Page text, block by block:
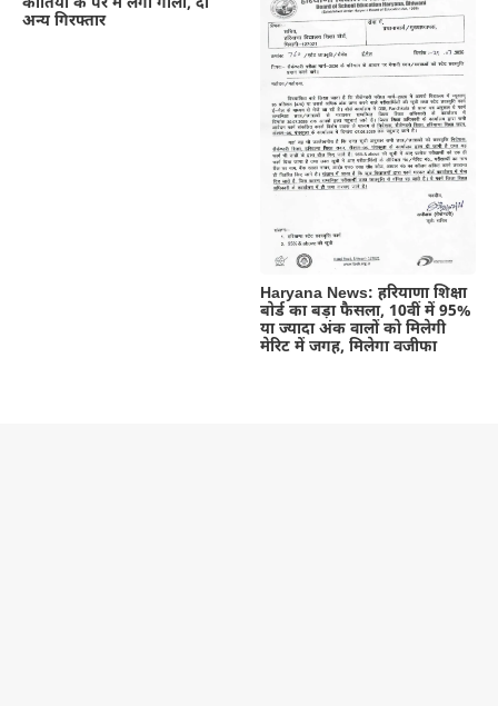
अन्य गिरफ्तार
Haryana News: हरियाणा शिक्षा
बोर्ड का बड़ा फैसला, 10वीं में 95%
या ज्यादा अंक वालों को मिलेगी
मेरिट में जगह, मिलेगा वजीफा